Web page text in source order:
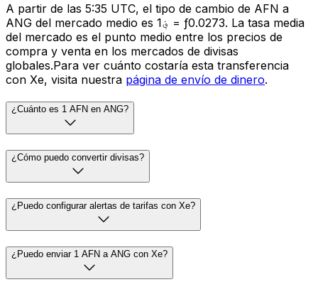
A partir de las 5:35 UTC, el tipo de cambio de AFN a
ANG del mercado medio es ؋1 = ƒ0.0273. La tasa media
del mercado es el punto medio entre los precios de
compra y venta en los mercados de divisas
globales.Para ver cuánto costaría esta transferencia
con Xe, visita nuestra página de envío de dinero.
¿Cuánto es 1 AFN en ANG?
¿Cómo puedo convertir divisas?
¿Puedo configurar alertas de tarifas con Xe?
¿Puedo enviar 1 AFN a ANG con Xe?